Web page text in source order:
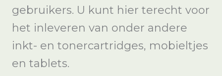
gebruikers. U kunt hier terecht voor
het inleveren van onder andere
inkt- en tonercartridges, mobieltjes
en tablets.